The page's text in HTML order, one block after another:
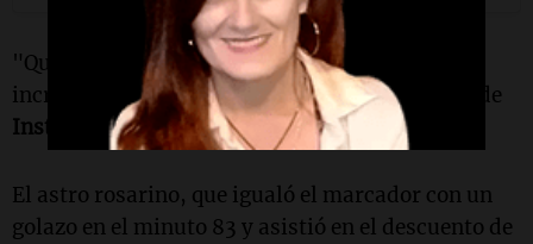
"Qué locura lo de hoy, otra vez… este grupo es
increíble", agregó el número diez en su cuenta de
Instagram.
El astro rosarino, que igualó el marcador con un
golazo en el minuto 83 y asistió en el descuento de